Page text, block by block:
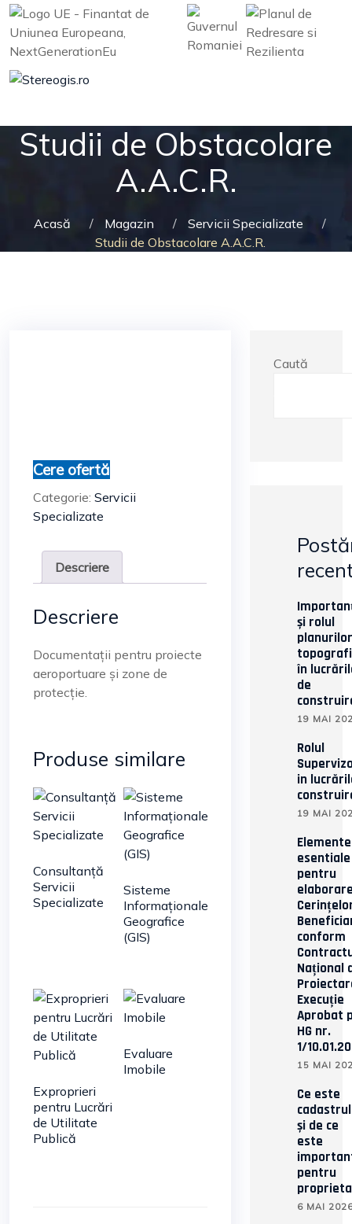
Skip
to
content
Studii de Obstacolare
A.A.C.R.
Acasă / Magazin / Servicii Specializate
/
Studii de Obstacolare A.A.C.R.
Cere ofertă
Categorie: Servicii
Specializate
Descriere
Descriere
Documentații pentru proiecte
aeroportuare și zone de
protecție.
Produse similare
Consultanță
Servicii
Specializate
Sisteme
Informaționale
Geografice
(GIS)
Exproprieri
pentru Lucrări
de Utilitate
Publică
Evaluare
Imobile
Caută
și rolul
planurilor
în
de
19 MAI
Rolul
in
19 MAI
esentiale
pentru
conform
Național
Execuție
Aprobat
HG nr.
1/
15 MAI
Ce este
cadastrul
și de ce
este
pentru
6 MAI